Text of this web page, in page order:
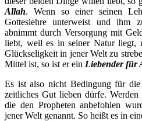
Allah. Wenn so einer seinen
Gotteslehre unterweist und ihm
abnimmt durch Versorgung mit
liebt, weil es in seiner Natur liegt,
Glückseligkeit in jener Welt zu
Mittel ist, so ist er ein Liebender für
Es ist also nicht Bedingung für
zeitliches Gut lieben dürfe.
die den Propheten anbefohlen
jener Welt genannt. So heißt es in